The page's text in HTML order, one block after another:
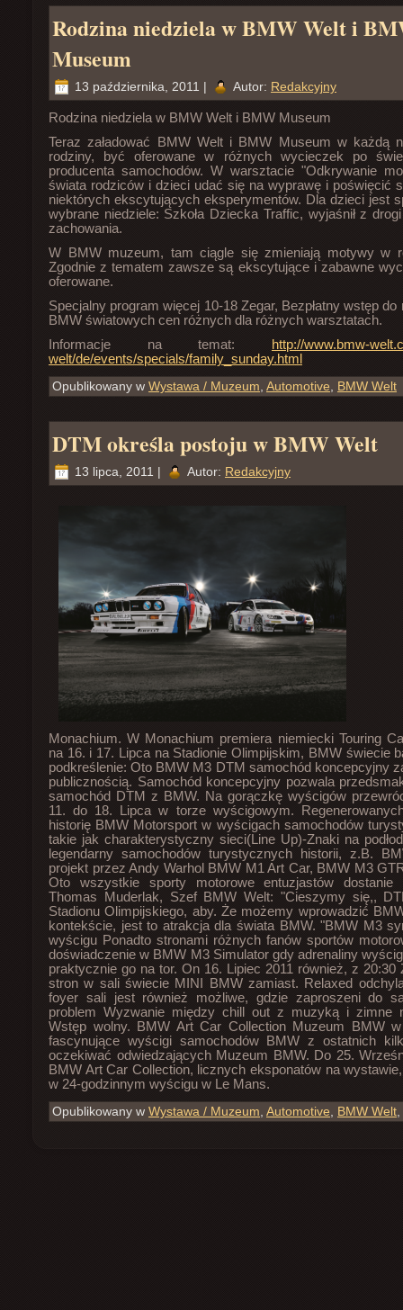
Rodzina niedziela w BMW Welt i
Museum
13 października, 2011 | Autor: Redakcyjny
Rodzina niedziela w BMW Welt i BMW Museum
Teraz załadować BMW Welt i BMW Museum w każdą
rodziny, być oferowane w różnych wycieczek po
producenta samochodów. W warsztacie "Odkrywanie
świata rodziców i dzieci udać się na wyprawę i poświęcić
niektórych ekscytujących eksperymentów. Dla dzieci jest
wybrane niedziele: Szkoła Dziecka Traffic, wyjaśnił z
zachowania.
W BMW muzeum, tam ciągle się zmieniają motywy w
Zgodnie z tematem zawsze są ekscytujące i zabawne
oferowane.
Specjalny program więcej 10-18 Zegar, Bezpłatny wstęp
BMW światowych cen różnych dla różnych warsztatach.
Informacje na temat:
http://www.bmw-
welt/de/events/specials/family_sunday.html
Opublikowany w Wystawa / Muzeum, Automotive, BMW Welt
DTM określa postoju w BMW Welt
13 lipca, 2011 | Autor: Redakcyjny
Monachium. W Monachium premiera niemiecki Touring
na 16. i 17. Lipca na Stadionie Olimpijskim, BMW świecie
podkreślenie: Oto BMW M3 DTM samochód koncepcyjny
publicznością. Samochód koncepcyjny pozwala
samochód DTM z BMW. Na gorączkę wyścigów
11. do 18. Lipca w torze wyścigowym.
historię BMW Motorsport w wyścigach samochodów
takie jak charakterystyczny sieci(Line Up)-Znaki na
legendarny samochodów turystycznych historii, z.B.
projekt przez Andy Warhol BMW M1 Art Car, BMW M3
Oto wszystkie sporty motorowe entuzjastów dostanie
Thomas Muderlak, Szef BMW Welt: "Cieszymy się,,
Stadionu Olimpijskiego, aby. Że możemy wprowadzić
kontekście, jest to atrakcja dla świata BMW. "BMW M3
wyścigu Ponadto stronami różnych fanów sportów
doświadczenie w BMW M3 Simulator gdy adrenaliny wyścigi
praktycznie go na tor. On 16. Lipiec 2011 również, z 20:30
stron w sali świecie MINI BMW zamiast. Relaxed
foyer sali jest również możliwe, gdzie zaproszeni do
problem Wyzwanie między chill out z muzyką i zimne
Wstęp wolny. BMW Art Car Collection Muzeum BMW
fascynujące wyścigi samochodów BMW z ostatnich
oczekiwać odwiedzających Muzeum BMW. Do 25.
BMW Art Car Collection, licznych eksponatów na
w 24-godzinnym wyścigu w Le Mans.
Opublikowany w Wystawa / Muzeum, Automotive, BMW Welt,